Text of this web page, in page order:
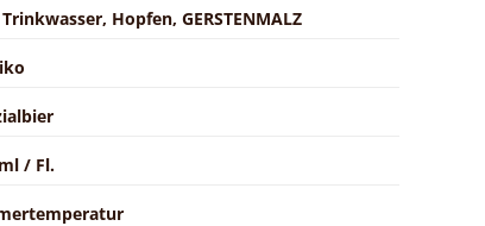
Hopfen, GERSTENMALZ
/ Fl.